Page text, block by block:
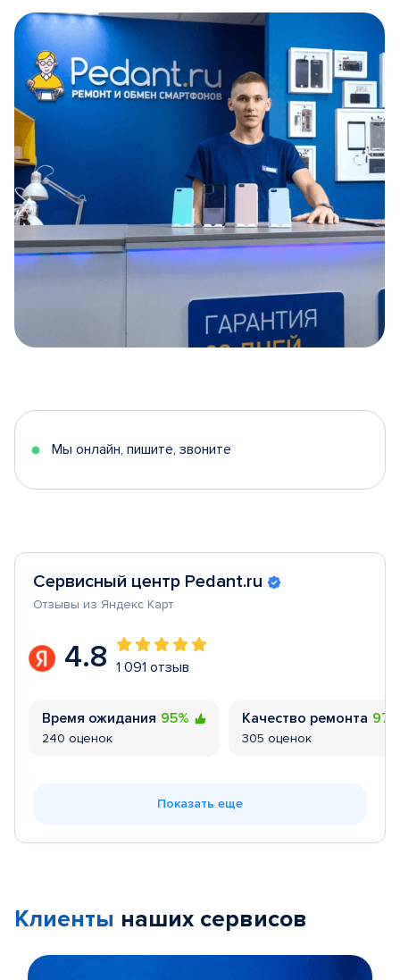
5
Мы онлайн, пишите, звоните
Сервисный центр Pedant.ru
Отзывы из Яндекс Карт
4.8 1 091 отзыв
Время ожидания 95%
240 оценок
Качество ремонта
305 оценок
Показать еще
Клиенты наших сервисов